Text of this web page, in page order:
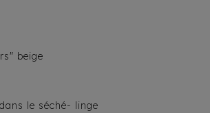
beige
le séché- linge